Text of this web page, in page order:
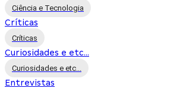
Ciência e Tecnologia
Críticas
Críticas
Curiosidades e etc...
Curiosidades e etc...
Entrevistas